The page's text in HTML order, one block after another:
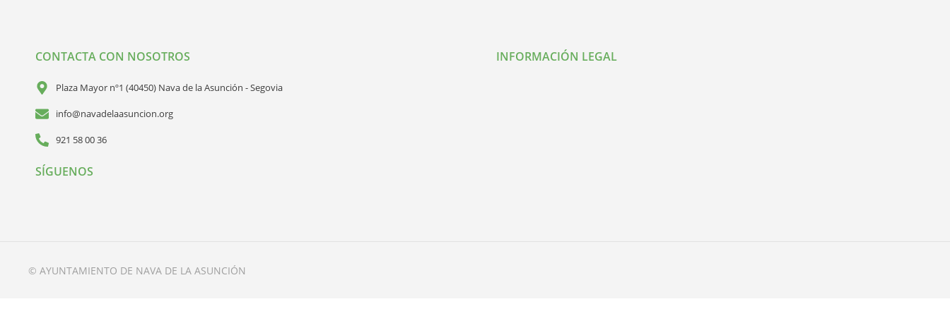
CONTACTA CON NOSOTROS
Plaza Mayor nº1 (40450) Nava de la Asunción - Segovia
info@navadelaasuncion.org
921 58 00 36
SÍGUENOS
INFORMACIÓN LEGAL
© AYUNTAMIENTO DE NAVA DE LA ASUNCIÓN